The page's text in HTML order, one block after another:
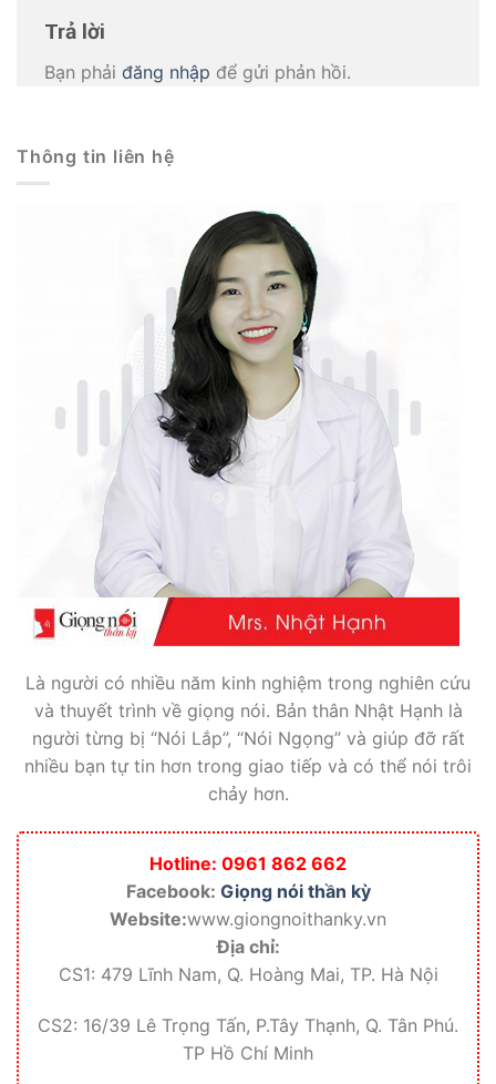
Trả lời
Bạn phải đăng nhập để gửi phản hồi.
Thông tin liên hệ
Là người có nhiều năm kinh nghiệm trong nghiên cứu
và thuyết trình về giọng nói. Bản thân Nhật Hạnh là
người từng bị “Nói Lắp”, “Nói Ngọng” và giúp đỡ rất
nhiều bạn tự tin hơn trong giao tiếp và có thể nói trôi
chảy hơn.
Hotline: 0961 862 662
Facebook: Giọng nói thần kỳ
Website:www.giongnoithanky.vn
Địa chỉ:
CS1: 479 Lĩnh Nam, Q. Hoàng Mai, TP. Hà Nội
CS2: 16/39 Lê Trọng Tấn, P.Tây Thạnh, Q. Tân Phú.
TP Hồ Chí Minh